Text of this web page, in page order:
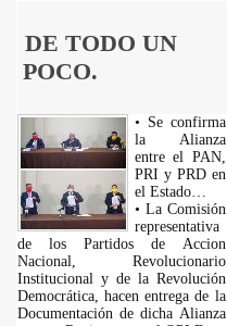
DE TODO UN
POCO.
• Se confirma
la Alianza
entre el PAN,
PRI y PRD en
el Estado…
• La Comisión
representativa
de los Partidos de Accion
Nacional, Revolucionario
Institucional y de la Revolución
Democrática, hacen entrega de la
Documentación de dicha Alianza